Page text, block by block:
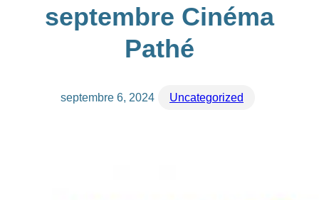
septembre Cinéma
Pathé
septembre 6, 2024 Uncategorized